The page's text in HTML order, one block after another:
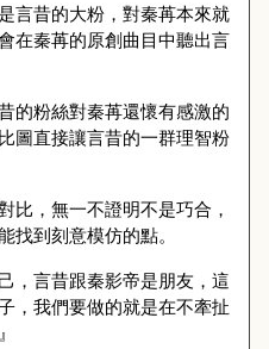
言昔的大粉，對秦苒本來就
在秦苒的原創曲目中聽出言
的粉絲對秦苒還懷有感激的
圖直接讓言昔的一群理智粉
比，無一不證明不是巧合，
找到刻意模仿的點。
，言昔跟秦影帝是朋友，這
，我們要做的就是在不牽扯